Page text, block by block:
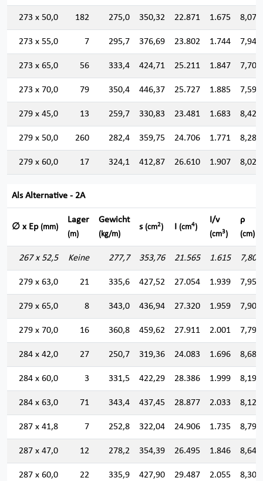
273 x 50,0 182 275,0 350,32 22.871 1.675 8,079
273 x 55,0 7 295,7 376,69 23.802 1.744 7,949
273 x 65,0 56 333,4 424,71 25.211 1.847 7,704
273 x 70,0 79 350,4 446,37 25.727 1.885 7,591
279 x 45,0 13 259,7 330,83 23.481 1.683 8,424
279 x 50,0 260 282,4 359,75 24.706 1.771 8,287
279 x 60,0 17 324,1 412,87 26.610 1.907 8,028
Als Alternative - 2A
∅ x Ep (mm)
Lager
(m)
Gewicht
(kg/m)
s (cm2) I (cm4)
I/v
(cm3)
ρ
(cm)
267 x 52,5 Keine 277,7 353,76 21.565 1.615 7,807
279 x 63,0 21 335,6 427,52 27.054 1.939 7,954
279 x 65,0 8 343,0 436,94 27.320 1.959 7,907
279 x 70,0 16 360,8 459,62 27.911 2.001 7,792
284 x 42,0 27 250,7 319,36 24.083 1.696 8,683
284 x 60,0 3 331,5 422,29 28.386 1.999 8,198
284 x 63,0 71 343,4 437,45 28.877 2.033 8,124
287 x 41,8 7 252,8 322,04 24.906 1.735 8,794
287 x 47,0 12 278,2 354,39 26.495 1.846 8,646
287 x 60,0 22 335,9 427,90 29.487 2.055 8,301